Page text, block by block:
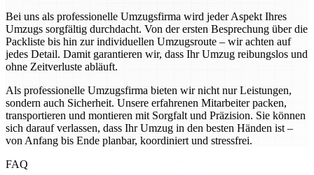
Bei uns als professionelle Umzugsfirma wird jeder Aspekt Ihres
Umzugs sorgfältig durchdacht. Von der ersten Besprechung über die
Packliste bis hin zur individuellen Umzugsroute – wir achten auf
jedes Detail. Damit garantieren wir, dass Ihr Umzug reibungslos und
ohne Zeitverluste abläuft.
Als professionelle Umzugsfirma bieten wir nicht nur Leistungen,
sondern auch Sicherheit. Unsere erfahrenen Mitarbeiter packen,
transportieren und montieren mit Sorgfalt und Präzision. Sie können
sich darauf verlassen, dass Ihr Umzug in den besten Händen ist –
von Anfang bis Ende planbar, koordiniert und stressfrei.
FAQ